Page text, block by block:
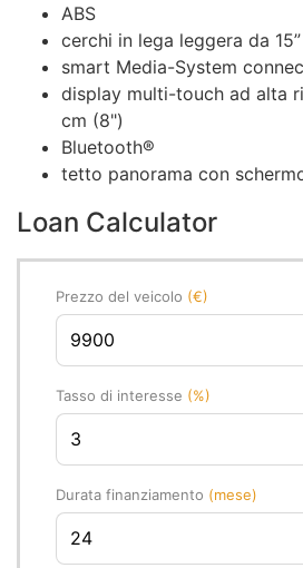
ABS
cerchi in lega leggera da 15”
smart Media-System
display multi-touch ad alta
cm (8")
Bluetooth®
tetto panorama con
Loan Calculator
Prezzo del veicolo (€)
Tasso di interesse (%)
Durata finanziamento (mese)